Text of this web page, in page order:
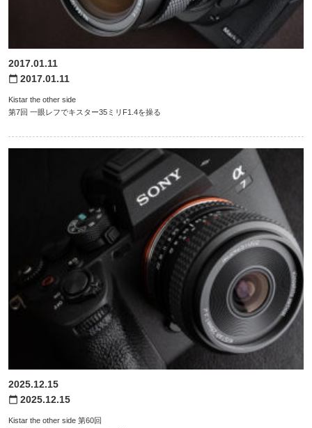
2017.01.11
Kistar the other side
第7回 一眼レフでキスター35ミリF1.4を操る
calendar_today 2017.01.11
2025.12.15
Kistar the other side 第60回
calendar_today 2025.12.15